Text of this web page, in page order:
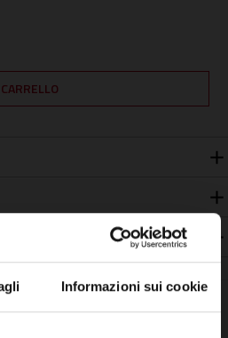
Informazioni sui cookie